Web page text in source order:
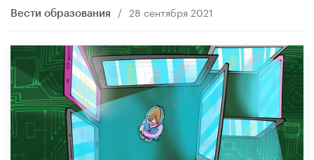
Вести образования / 28 сентября 2021